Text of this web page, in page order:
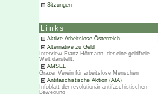
Sitzungen
Links
Aktive Arbeitslose Österreich
Alternative zu Geld
Interview Franz Hörmann, der eine geldfreie
Welt darstellt.
AMSEL
Grazer Verein für arbeitslose Menschen
Antifaschistische Aktion (AfA)
Infoblatt der revolutionär antifaschistischen
Bewegung